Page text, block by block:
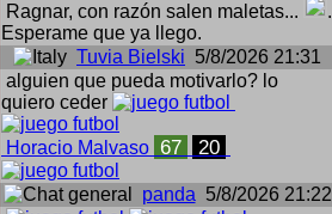
Ragnar, con razón salen maletas...
.
Esperame que ya llego.
Tuvia Bielski 5/8/2026 21:31
alguien que pueda motivarlo? lo
quiero ceder
Horacio Malvaso 67 20
panda 5/8/2026 21:22